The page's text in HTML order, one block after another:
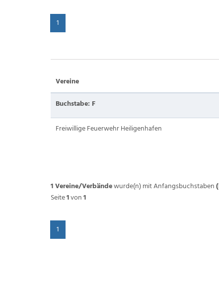
1
Vereine
Buchstabe: F
Freiwillige Feuerwehr Heiligenhafen
1 Vereine/Verbändewurde(n) mit Anfangsbuchstaben
Seite1von1
1